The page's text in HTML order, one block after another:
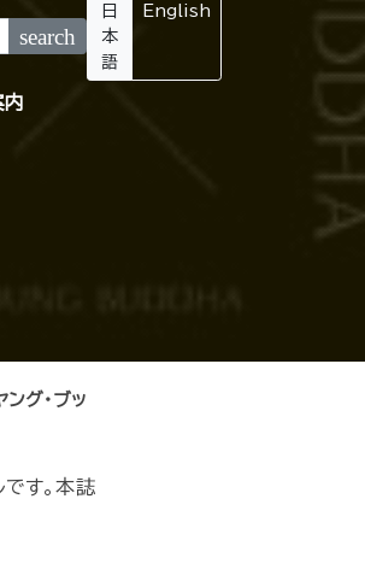
search
日
本
語
English
内
グ・ブッ
す。本誌